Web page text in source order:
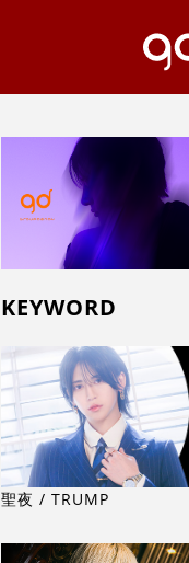
KEYWORD
聖夜 / TRUMP